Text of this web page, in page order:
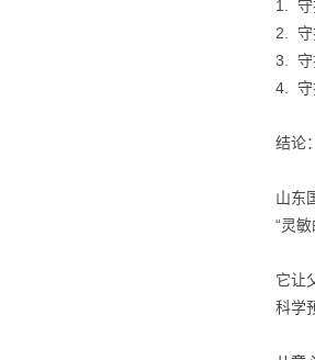
1. 守
2. 守
3. 守
4. 守
结论
山东
“灵
它让
科学